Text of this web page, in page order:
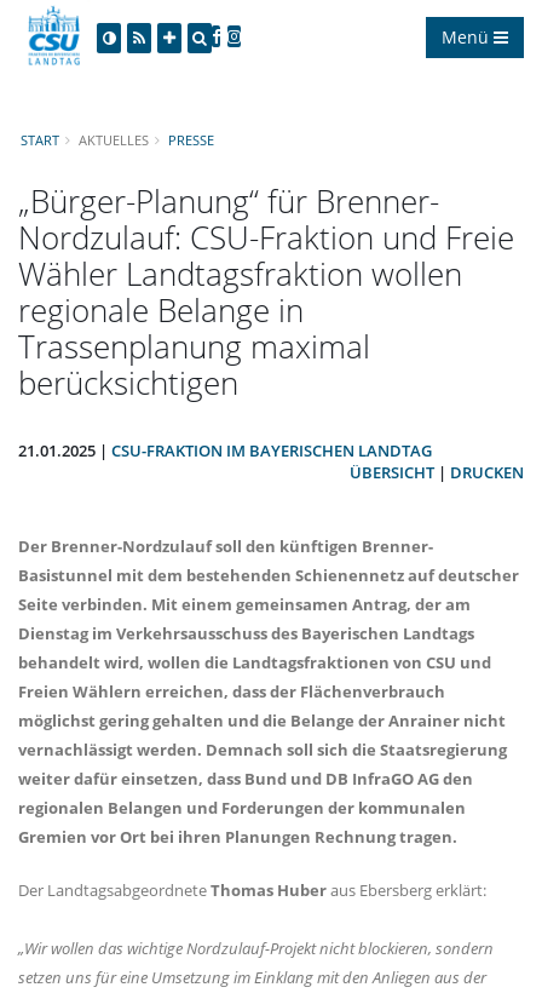
Menü
START AKTUELLES PRESSE
Bürger-Planung“ für Brenner-
Nordzulauf: CSU-Fraktion und Freie
Wähler Landtagsfraktion wollen
regionale Belange in
Trassenplanung maximal
berücksichtigen
21.01.2025 | CSU-FRAKTION IM BAYERISCHEN LANDTAG
ÜBERSICHT| DRUCKEN
Der Brenner-Nordzulauf soll den künftigen Brenner-
Basistunnel mit dem bestehenden Schienennetz auf deutscher
Seite verbinden. Mit einem gemeinsamen Antrag, der am
Dienstag im Verkehrsausschuss des Bayerischen Landtags
behandelt wird, wollen die Landtagsfraktionen von CSU und
Freien Wählern erreichen, dass der Flächenverbrauch
möglichst gering gehalten und die Belange der Anrainer nicht
vernachlässigt werden. Demnach soll sich die Staatsregierung
weiter dafür einsetzen, dass Bund und DB InfraGO AG den
regionalen Belangen und Forderungen der kommunalen
Gremien vor Ort bei ihren Planungen Rechnung tragen.
Der LandtagsabgeordneteThomas Huberaus Ebersberg erklärt:
Wir wollen das wichtige Nordzulauf-Projekt nicht blockieren, sondern
setzen uns für eine Umsetzung im Einklang mit den Anliegen aus der